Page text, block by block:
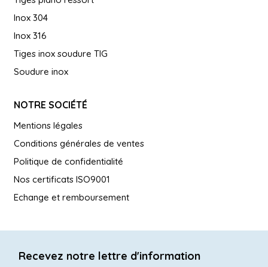
Inox 304
Inox 316
Tiges inox soudure TIG
Soudure inox
NOTRE SOCIÉTÉ
Mentions légales
Conditions générales de ventes
Politique de confidentialité
Nos certificats ISO9001
Echange et remboursement
Recevez notre lettre d'information